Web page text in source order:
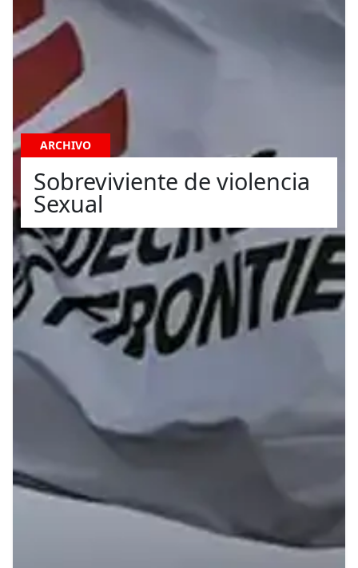
ARCHIVO
Sobreviviente de violencia
Sexual